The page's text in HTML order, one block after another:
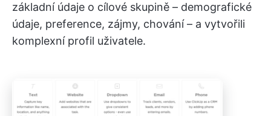
základní údaje o cílové skupině – demografické
údaje, preference, zájmy, chování – a vytvořili
komplexní profil uživatele.